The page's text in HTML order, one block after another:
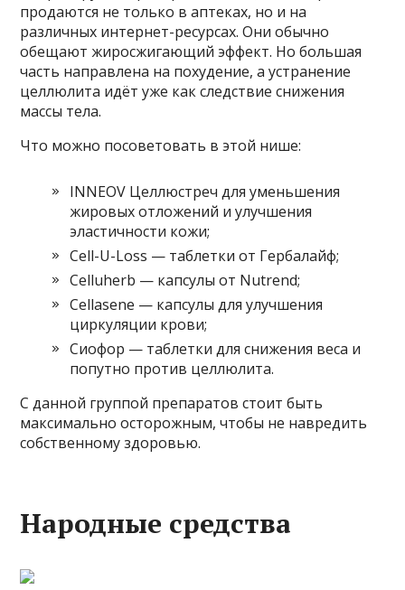
продаются не только в аптеках, но и на
различных интернет-ресурсах. Они обычно
обещают жиросжигающий эффект. Но большая
часть направлена на похудение, а устранение
целлюлита идёт уже как следствие снижения
массы тела.
Что можно посоветовать в этой нише:
INNEOV Целлюстреч для уменьшения
жировых отложений и улучшения
эластичности кожи;
Cell-U-Loss — таблетки от Гербалайф;
Celluherb — капсулы от Nutrend;
Cellasene — капсулы для улучшения
циркуляции крови;
Сиофор — таблетки для снижения веса и
попутно против целлюлита.
С данной группой препаратов стоит быть
максимально осторожным, чтобы не навредить
собственному здоровью.
Народные средства